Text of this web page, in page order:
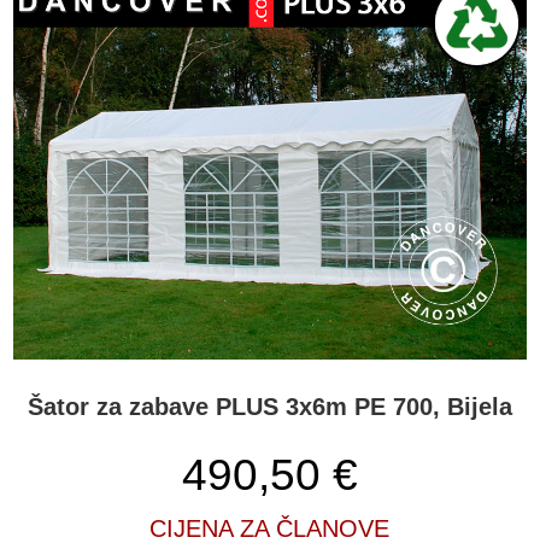
Šator za zabave PLUS 3x6m PE 700, Bijela
490,50 €
CIJENA ZA ČLANOVE